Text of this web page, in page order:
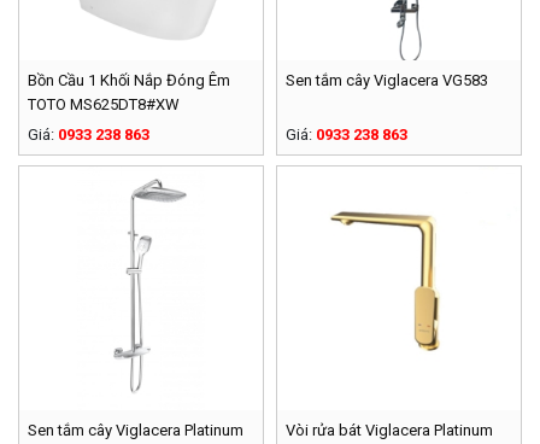
Bồn Cầu 1 Khối Nắp Đóng Êm
TOTO MS625DT8#XW
Giá: 0933 238 863
Sen tắm cây Viglacera VG583
Giá: 0933 238 863
Sen tắm cây Viglacera Platinum
Vòi rửa bát Viglacera Platinum